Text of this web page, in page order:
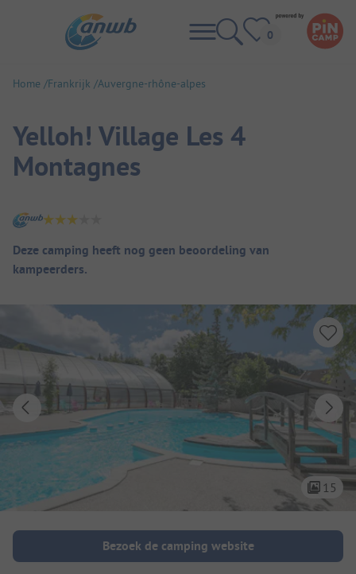
Home Frankrijk Auvergne-rhône-alpes
Yelloh! Village Les 4
Montagnes
Camping overzicht
Deze camping heeft nog geen beoordeling van
kampeerders.
15
Camping introductie
Bezoek de camping website